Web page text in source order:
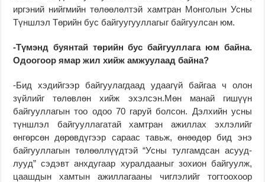
иргэний нийгмийн төлөөлөлтэй хамтран Мон­голын Усны
Түншлэл Тө­рийн бус байгуугууллагыг байгуулсан юм.
-Түмэнд буянтай төрийн бус байгууллага юм байна.
Одоогоор ямар жил хийж амжуулаад байна?
-Бид хэдийгээр бай­гуу­лагдаад удаагүй байгаа ч олон
зүйлийг төлөвлөн хийж эхэлсэн.Мөн манай гишүүн
байгууллагын тоо одоо 70 гаруй болсон. Дэлхийн усны
түншлэл байгууллагатай хамтран ажиллах эхлэлийг
өнгөрсөн дөрөвдүгээр сараас тавьж, өнөөдөр бид энэ
байгууллагын төлөөллүүдтэй “Усны тулгамдсан асууд­
лууд” сэдэвт анхдугаар ху­­рал­дааныг зохион бай­гуулж,
цаашдын хамтын ажил­­лагааны чиглэлийг тог­­тоохоор